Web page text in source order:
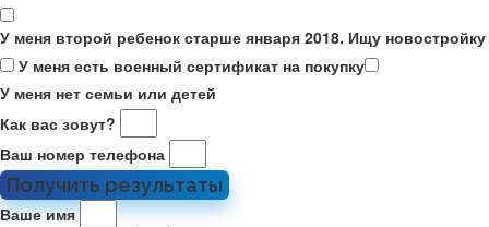
У меня второй ребенок старше января 2018. Ищу новостройку
У меня есть военный сертификат на покупку
У меня нет семьи или детей
Как вас зовут?
Ваш номер телефона
Получить результаты
Ваше имя